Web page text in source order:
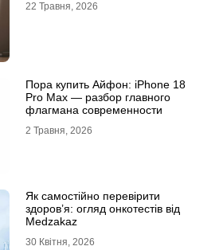
22 Травня, 2026
Пора купить Айфон: iPhone 18
Pro Max — разбор главного
флагмана современности
2 Травня, 2026
Як самостійно перевірити
здоров’я: огляд онкотестів від
Medzakaz
30 Квітня, 2026